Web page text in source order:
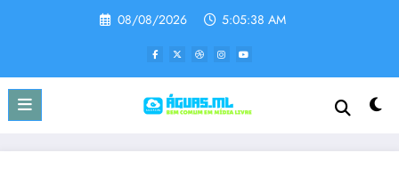
08/08/2026 5:05:39 AM